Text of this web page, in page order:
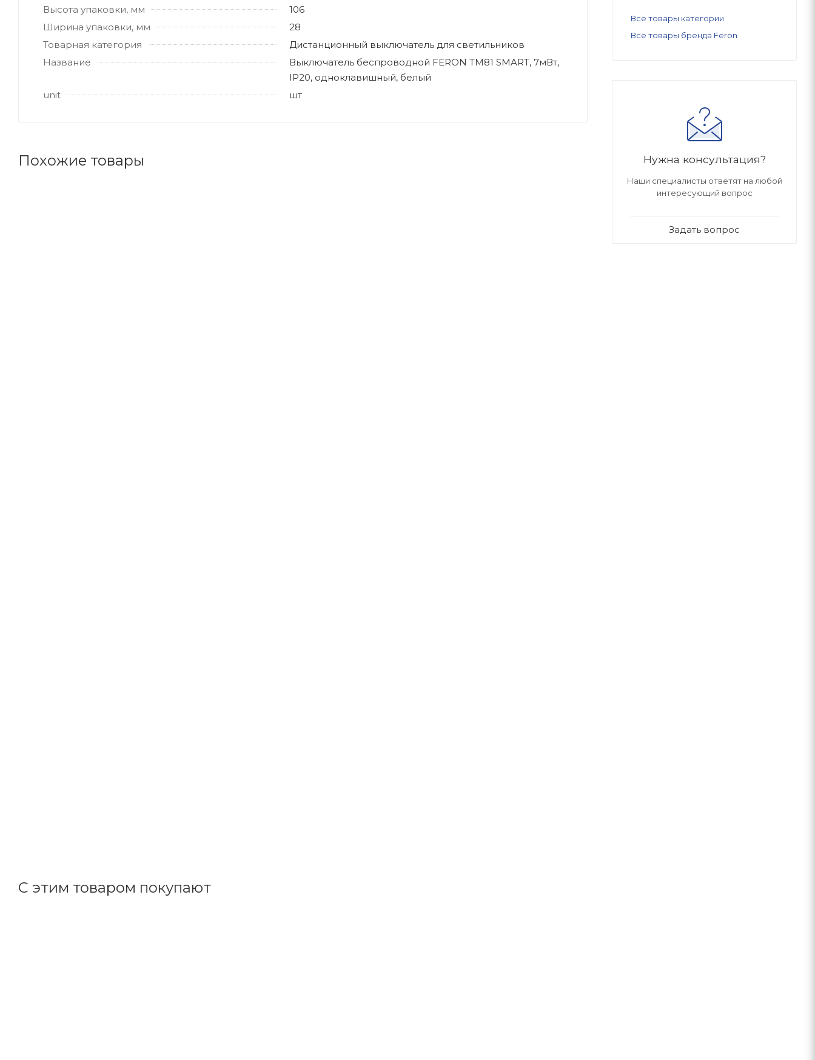
Высота упаковки, мм
106
Ширина упаковки, мм
28
Товарная категория
Дистанционный выключатель для светильников
Название
Выключатель беспроводной FERON TM81 SMART, 7мВт,
IP20, одноклавишный, белый
unit
шт
Похожие товары
С этим товаром покупают
Все товары категории
Все товары бренда Feron
Нужна консультация?
Наши специалисты ответят на любой
интересующий вопрос
Задать вопрос